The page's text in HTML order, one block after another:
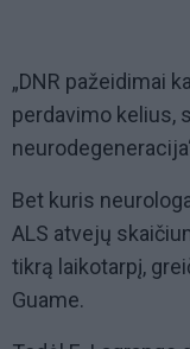
„DNR pažeidimai
perdavimo kelius,
Bet kuris
ALS atvejų
tikrą laikotarpį,
Guame.